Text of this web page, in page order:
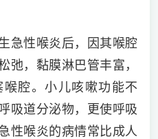
性喉炎后，因其喉腔
弛，黏膜淋巴管丰富，
腔。小儿咳嗽功能不
吸道分泌物，更使呼吸
性喉炎的病情常比成人